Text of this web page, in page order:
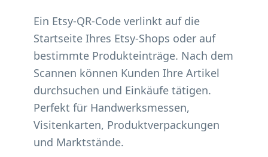
Ein Etsy-QR-Code verlinkt auf die
Startseite Ihres Etsy-Shops oder auf
bestimmte Produkteinträge. Nach dem
Scannen können Kunden Ihre Artikel
durchsuchen und Einkäufe tätigen.
Perfekt für Handwerksmessen,
Visitenkarten, Produktverpackungen
und Marktstände.